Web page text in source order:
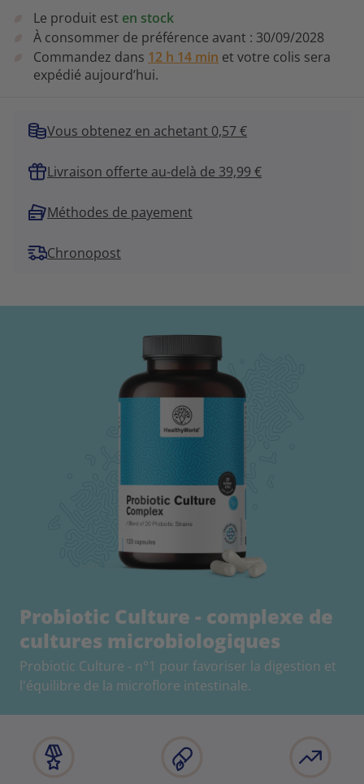
Le produit est en stock
À consommer de préférence avant : 30/09/2028
Commandez dans 12 h 14 min et votre colis sera
expédié aujourd’hui.
Vous obtenez en achetant 0,57 €
Livraison offerte au-delà de 39,99 €
Méthodes de payement
Chronopost
Probiotic Culture - complexe de
cultures microbiologiques
Probiotic Culture - n°1 pour favoriser la digestion et
l'équilibre de la microflore intestinale.